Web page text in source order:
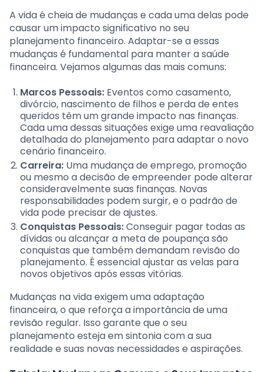
A vida é cheia de mudanças e cada uma delas pode
causar um impacto significativo no seu
planejamento financeiro. Adaptar-se a essas
mudanças é fundamental para manter a saúde
financeira. Vejamos algumas das mais comuns:
Marcos Pessoais: Eventos como casamento,
divórcio, nascimento de filhos e perda de entes
queridos têm um grande impacto nas finanças.
Cada uma dessas situações exige uma reavaliação
detalhada do planejamento para adaptar o novo
cenário financeiro.
Carreira: Uma mudança de emprego, promoção
ou mesmo a decisão de empreender pode alterar
consideravelmente suas finanças. Novas
responsabilidades podem surgir, e o padrão de
vida pode precisar de ajustes.
Conquistas Pessoais:Conseguir pagar todas as
dívidas ou alcançar a meta de poupança são
conquistas que também demandam revisão do
planejamento. É essencial ajustar as velas para
novos objetivos após essas vitórias.
Mudanças na vida exigem uma adaptação
financeira, o que reforça a importância de uma
revisão regular. Isso garante que o seu
planejamento esteja em sintonia com a sua
realidade e suas novas necessidades e aspirações.